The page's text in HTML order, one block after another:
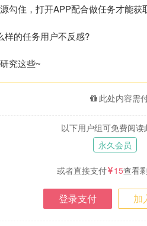
勾住，打开APP配合做任务才能获
样的任务用户不反感?
究这些~
此处内容需
以下用户组可免费阅读
永久会员
或者直接支付 15查看
登录支付 加